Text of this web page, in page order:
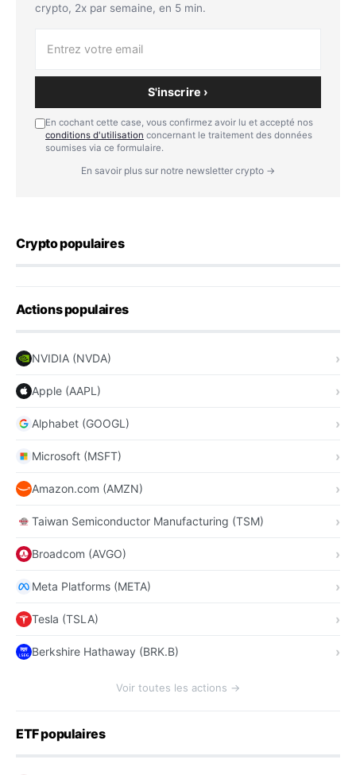
crypto, 2x par semaine, en 5 min.
S'inscrire ›
En cochant cette case, vous confirmez avoir lu et accepté nos
conditions d'utilisation concernant le traitement des données
soumises via ce formulaire.
En savoir plus sur notre newsletter crypto →
Crypto populaires
Actions populaires
NVIDIA (NVDA)
Apple (AAPL)
Alphabet (GOOGL)
Microsoft (MSFT)
Amazon.com (AMZN)
Taiwan Semiconductor Manufacturing (TSM)
Broadcom (AVGO)
Meta Platforms (META)
Tesla (TSLA)
Berkshire Hathaway (BRK.B)
Voir toutes les actions →
ETF populaires